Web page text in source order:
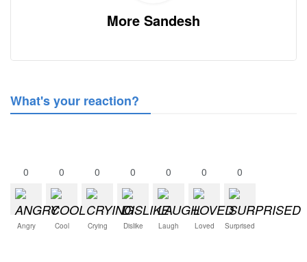
More Sandesh
What's your reaction?
0
Angry
0
Cool
0
Crying
0
Dislike
0
Laugh
0
Loved
0
Surprised